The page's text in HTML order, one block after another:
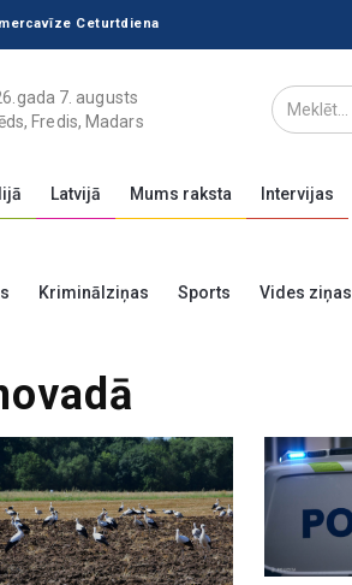
Ceturtdiena
7. augusts
Fredis, Madars
Latvijā Mums raksta Intervijas
Kriminālziņas Sports Vides ziņas